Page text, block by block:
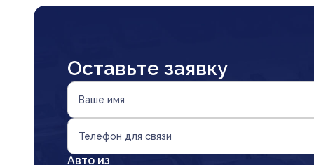
Оставьте заявку
Ваше имя
Телефон для связи
Авто из